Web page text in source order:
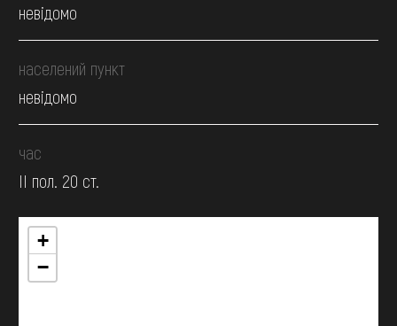
невідомо
населений пункт
невідомо
час
II пол. 20 ст.
+
−